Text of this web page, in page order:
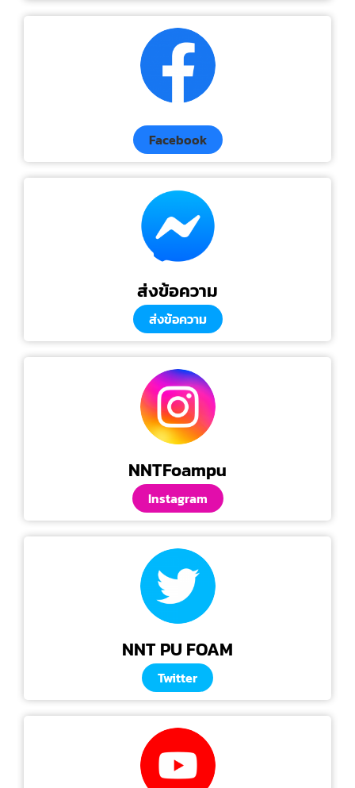
Facebook
ส่งข้อความ
ส่งข้อความ
NNTFoampu
Instagram
NNT PU FOAM
Twitter